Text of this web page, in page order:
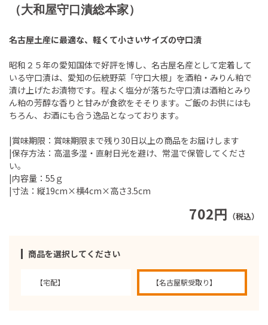
（大和屋守口漬総本家）
702円 （税込）
商品を選択してください
【宅配】 【名古屋駅受取り】
名古屋土産に最適な、軽くて小さいサイズの守口漬
昭和２５年の愛知国体で好評を博し、名古屋名産として定着して
いる守口漬は、愛知の伝統野菜「守口大根」を酒粕・みりん粕で
漬け上げたお漬物です。程よく塩分が落ちた守口漬は酒粕とみり
ん粕の芳醇な香りと甘みが食欲をそそります。ご飯のお供にはも
ちろん、お酒にも合う逸品となっております。
|賞味期限：賞味期限まで残り30日以上の商品をお届けします
|保存方法：高温多湿・直射日光を避け、常温で保管してくださ
い。
|内容量：55ｇ
|寸法：縦19cm×横4cm×高さ3.5cm